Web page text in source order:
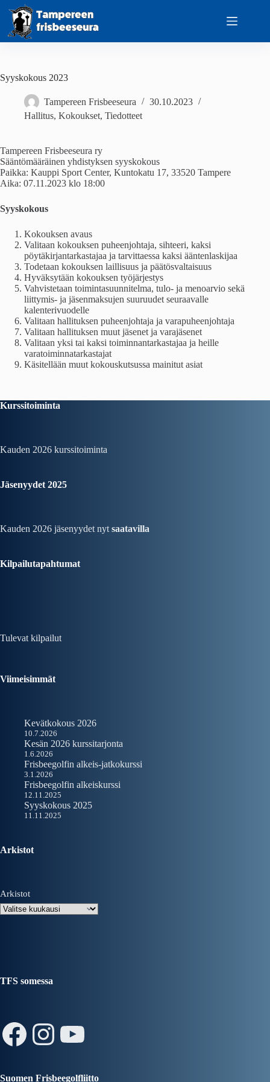
content
Syyskokous 2023
Tampereen Frisbeeseura
30.10.2023
Hallitus, Kokoukset, Tiedotteet
Tampereen Frisbeeseura ry
Sääntömääräinen yhdistyksen syyskokous
Paikka: Kauppi Sport Center, Kuntokatu 17, 33520 Tampere
Aika: 07.11.2023 klo 18:00
Syyskokous
Kokouksen avaus
Valitaan kokouksen puheenjohtaja, sihteeri, kaksi
pöytäkirjantarkastajaa ja tarvittaessa kaksi ääntenlaskijaa
Todetaan kokouksen laillisuus ja päätösvaltaisuus
Hyväksytään kokouksen työjärjestys
Vahvistetaan toimintasuunnitelma, tulo- ja menoarvio sekä
liittymis- ja jäsenmaksujen suuruudet seuraavalle
kalenterivuodelle
Valitaan hallituksen puheenjohtaja ja varapuheenjohtaja
Valitaan hallituksen muut jäsenet ja varajäsenet
Valitaan yksi tai kaksi toiminnantarkastajaa ja heille
varatoiminnatarkastajat
Käsitellään muut kokouskutsussa mainitut asiat
Kurssitoiminta
Kauden 2026 kurssitoiminta
Jäsenyydet 2025
Kauden 2026 jäsenyydet nyt saatavilla
Kilpailutapahtumat
Tulevat kilpailut
Viimeisimmät
Kevätkokous 2026
10.7.2026
Kesän 2026 kurssitarjonta
1.6.2026
Frisbeegolfin alkeis-jatkokurssi
3.1.2026
Frisbeegolfin alkeiskurssi
12.11.2025
Syyskokous 2025
11.11.2025
Arkistot
Arkistot
TFS somessa
Facebook
Instagram
YouTube
Suomen Frisbeegolfliitto